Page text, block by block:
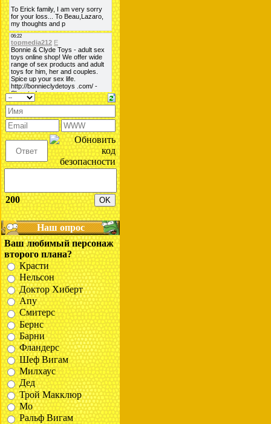
200
Наш опрос
Ваш любимый персонаж
второго плана?
Красти
Нельсон
Доктор Хиберт
Апу
Смитерс
Бернс
Барни
Фландерс
Шеф Вигам
Милхаус
Дед
Трой Макклюр
Мо
Ральф Вигам